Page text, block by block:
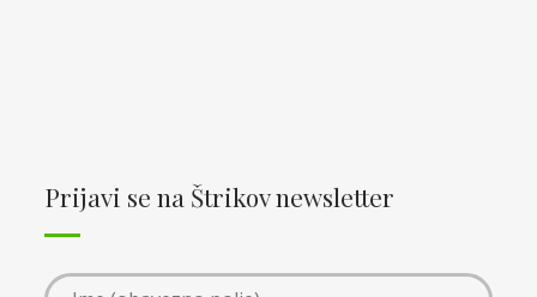
Prijavi se na Štrikov newsletter